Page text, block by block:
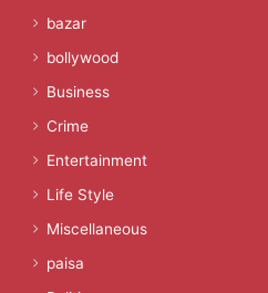
bazar
bollywood
Business
Crime
Entertainment
Life Style
Miscellaneous
paisa